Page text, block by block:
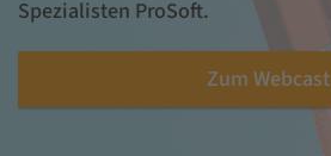
Spezialisten ProSoft.
Zum Webcast